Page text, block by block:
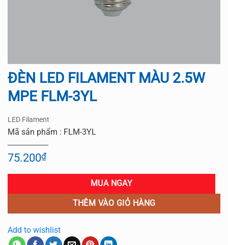
ĐÈN LED FILAMENT MÀU 2.5W
MPE FLM-3YL
LED Filament
Mã sản phẩm : FLM-3YL
75.200₫
MUA NGAY
THÊM VÀO GIỎ HÀNG
Add to wishlist